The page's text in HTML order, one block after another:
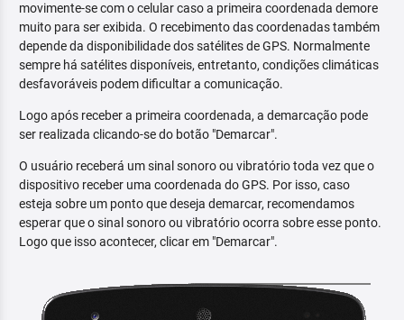
movimente-se com o celular caso a primeira coordenada demore
muito para ser exibida. O recebimento das coordenadas também
depende da disponibilidade dos satélites de GPS. Normalmente
sempre há satélites disponíveis, entretanto, condições climáticas
desfavoráveis podem dificultar a comunicação.
Logo após receber a primeira coordenada, a demarcação pode
ser realizada clicando-se do botão "Demarcar".
O usuário receberá um sinal sonoro ou vibratório toda vez que o
dispositivo receber uma coordenada do GPS. Por isso, caso
esteja sobre um ponto que deseja demarcar, recomendamos
esperar que o sinal sonoro ou vibratório ocorra sobre esse ponto.
Logo que isso acontecer, clicar em "Demarcar".